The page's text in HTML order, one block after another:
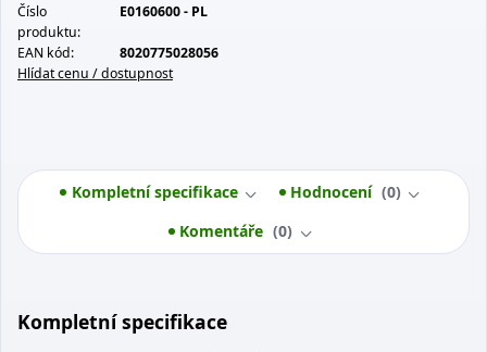
Číslo
produktu:
E0160600 - PL
EAN kód:
8020775028056
Hlídat cenu / dostupnost
Kompletní specifikace Hodnocení
0
Komentáře
0
Kompletní specifikace